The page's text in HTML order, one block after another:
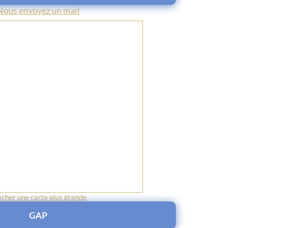
envoyez un mail
une carte plus grande
GAP